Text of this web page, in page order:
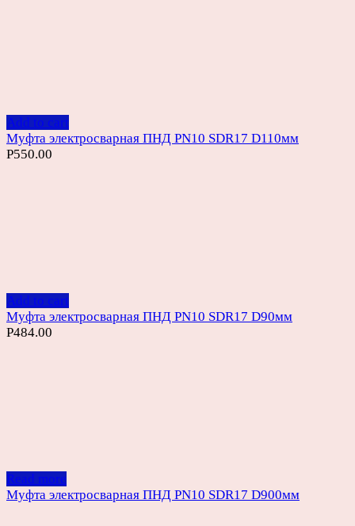
Add to cart
Муфта электросварная ПНД PN10 SDR17 D110мм
Р550.00
Add to cart
Муфта электросварная ПНД PN10 SDR17 D90мм
Р484.00
Read more
Муфта электросварная ПНД PN10 SDR17 D900мм